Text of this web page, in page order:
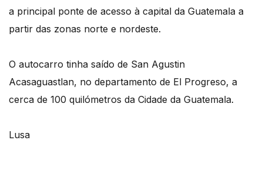
a principal ponte de acesso à capital da Guatemala a
partir das zonas norte e nordeste.
O autocarro tinha saído de San Agustin
Acasaguastlan, no departamento de El Progreso, a
cerca de 100 quilómetros da Cidade da Guatemala.
Lusa